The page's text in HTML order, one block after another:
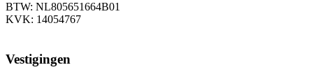
BTW: NL805651664B01
KVK: 14054767
Vestigingen